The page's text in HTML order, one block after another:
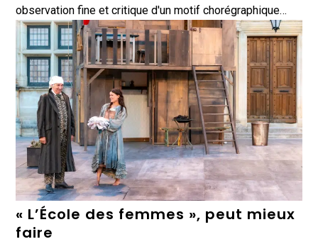
observation fine et critique d'un motif chorégraphique…
« L’École des femmes », peut mieux
faire